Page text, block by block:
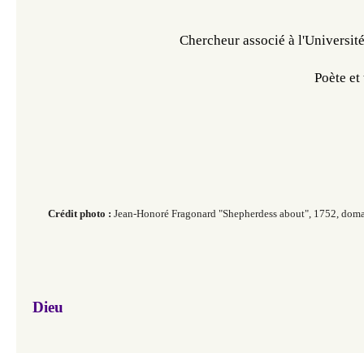
Chercheur associé à
Poète
Crédit photo : Jean-Honoré Fragonard "Shepherdess about", 1752,
Dieu